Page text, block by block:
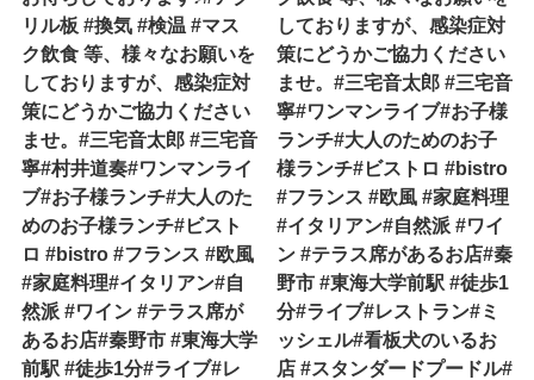
リル板 #換気 #検温 #マス
ク飲食 等、様々なお願いを
しておりますが、感染症対
策にどうかご協力ください
ませ。#三宅音太郎 #三宅音
寧#村井道奏#ワンマンライ
ブ#お子様ランチ#大人のた
めのお子様ランチ#ビスト
ロ #bistro #フランス #欧風
#家庭料理#イタリアン#自
然派 #ワイン #テラス席が
あるお店#秦野市 #東海大学
前駅 #徒歩1分#ライブ#レ
しておりますが、感染症対
策にどうかご協力ください
ませ。#三宅音太郎 #三宅音
寧#ワンマンライブ#お子様
ランチ#大人のためのお子
様ランチ#ビストロ #bistro
#フランス #欧風 #家庭料理
#イタリアン#自然派 #ワイ
ン #テラス席があるお店#秦
野市 #東海大学前駅 #徒歩1
分#ライブ#レストラン#ミ
ッシェル#看板犬のいるお
店 #スタンダードプードル#